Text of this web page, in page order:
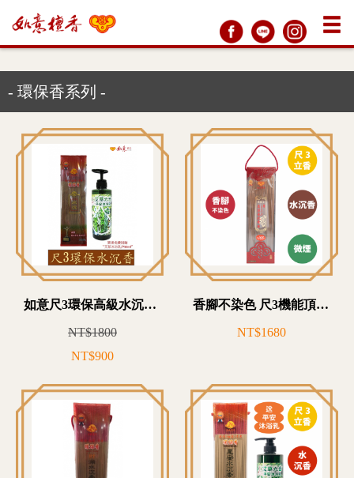
- 環保香系列 -
如意尺3環保高級水沉香-Z10T3501
NT$1800
NT$900
香腳不染色 尺3機能頂級自然水沉香-W14T3171
NT$1680